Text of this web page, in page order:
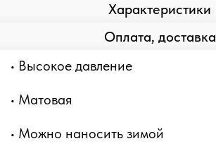
Характеристики
Оплата, доставка
• Высокое давление
• Матовая
• Можно наносить зимой